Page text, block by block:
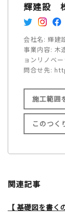
輝建設
会社名: 輝建
事業内容: 木
ョンリノベ
問合せ先:
施工範囲
このつく
関連記事
【 基礎図を書